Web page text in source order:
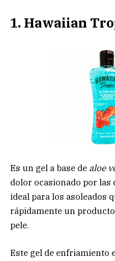
1. Hawaiian
Es un gel a base de aloe
dolor ocasionado por las
ideal para los asoleados
rápidamente un
pele.
Este gel de enfriamiento